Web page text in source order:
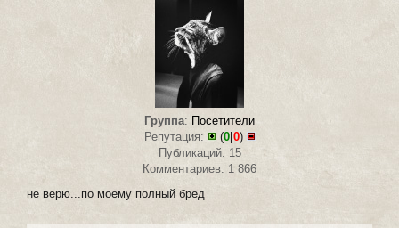
Группа: Посетители
Репутация:
(0|0)
Публикаций: 15
Комментариев: 1 866
не верю...по моему полный бред